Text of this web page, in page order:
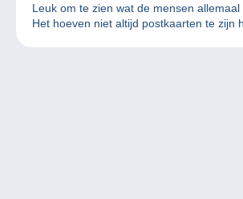
Leuk om te zien wat de mensen allemaal
Het hoeven niet altijd postkaarten te zijn